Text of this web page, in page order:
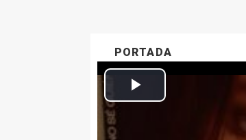
PORTADA